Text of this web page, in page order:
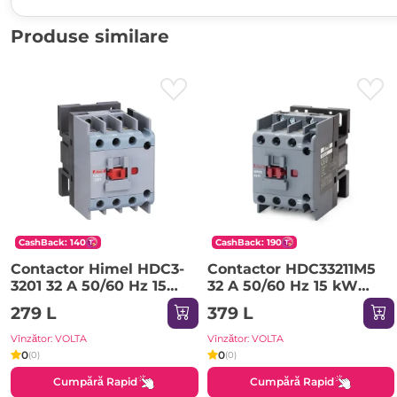
Produse similare
CashBack: 140
Contactor Himel HDC3-
3201 32 A 50/60 Hz 15
kW 220-690 V 380 V
IP20
279 L
Vînzător: VOLTA
0(0)
Cumpără Rapid
CashBack: 190
Contactor HDC33211M5
32 A 50/60 Hz 15 kW
220-690 V 230 V IP20
Himel
379 L
Vînzător: VOLTA
0(0)
Cumpără Rapid